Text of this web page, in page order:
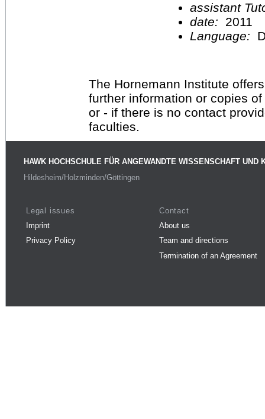
assistant
date:
2011
Language:
The Hornemann Institute
further information or copies
or - if there is no contact
faculties.
HAWK HOCHSCHULE FÜR ANGEWANDTE WISSENSCHAFT UND
Hildesheim/Holzminden/Göttingen
Legal issues
Imprint
Privacy Policy
Contact
About us
Team and directions
Termination of an Agreement